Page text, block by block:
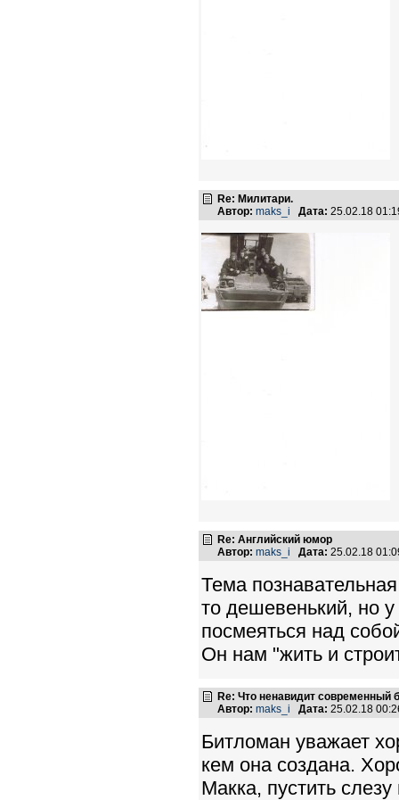
Re: Милитари.
Автор: maks_i Дата: 25.02.18
Re: Английский юмор
Автор: maks_i Дата: 25.02.18
Тема
то дешевенький, но
посмеяться над
Он нам "жить и
Re: Что ненавидит современный
Автор: maks_i Дата: 25.02.18
Битломан уважает
кем она создана.
Макка, пустить